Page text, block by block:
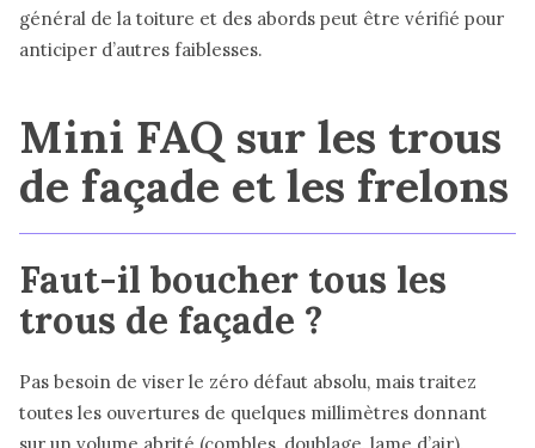
général de la toiture et des abords peut être vérifié pour
anticiper d’autres faiblesses.
Mini FAQ sur les trous
de façade et les frelons
Faut-il boucher tous les
trous de façade ?
Pas besoin de viser le zéro défaut absolu, mais traitez
toutes les ouvertures de quelques millimètres donnant